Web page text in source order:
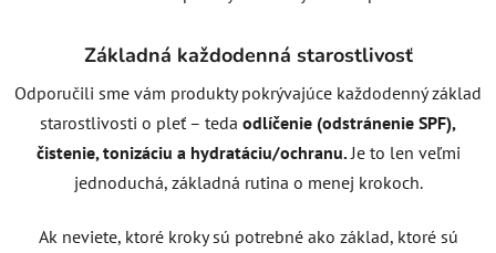
Základná každodenná starostlivosť
Odporučili sme vám produkty pokrývajúce každodenný základ
starostlivosti o pleť – teda odlíčenie (odstránenie SPF),
čistenie, tonizáciu a hydratáciu/ochranu. Je to len veľmi
jednoduchá, základná rutina o menej krokoch.
Ak neviete, ktoré kroky sú potrebné ako základ, ktoré sú